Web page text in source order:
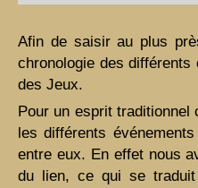
Afin de saisir au plus
chronologie des
des Jeux.
Pour un esprit
les différents
entre eux. En effet nous
du lien, ce qui se traduit